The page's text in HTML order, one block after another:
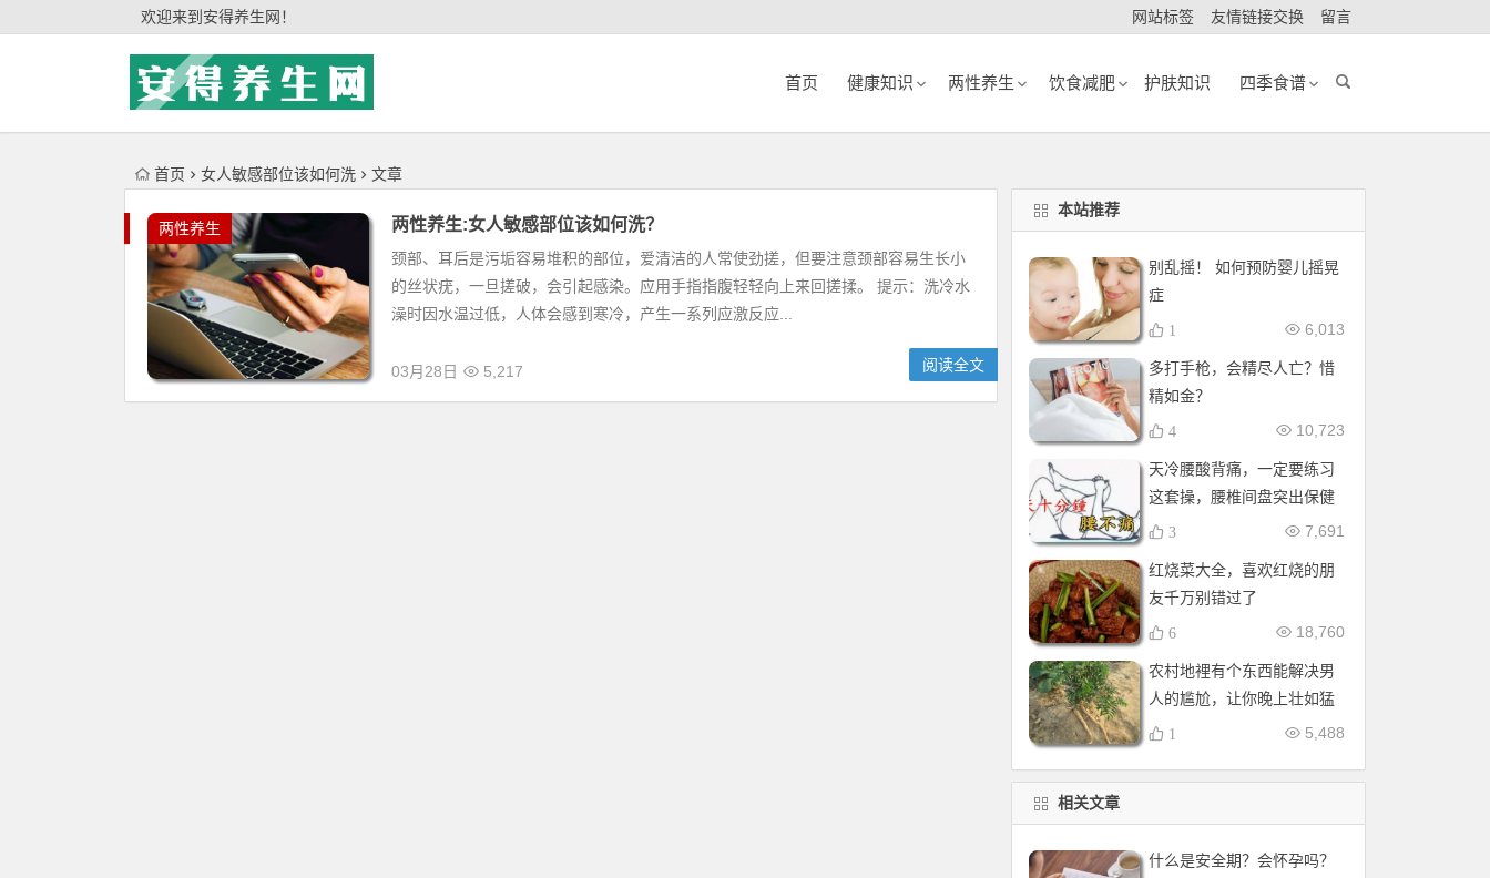
欢迎来到安得养生网！ 网站标签 友情链接交换 留言
首页 健康知识 两性养生 饮食减肥 护肤知识 四季食谱
首页 女人敏感部位该如何洗 文章
两性养生 两性养生:女人敏感部位该如何洗？
颈部、耳后是污垢容易堆积的部位，爱清洁的人常使劲搓，但要注意颈部容易生长小
的丝状疣，一旦搓破，会引起感染。应用手指指腹轻轻向上来回搓揉。 提示：洗冷水
澡时因水温过低，人体会感到寒冷，产生一系列应激反应...
03月28日 5,217 阅读全文
本站推荐
别乱摇！ 如何预防婴儿摇晃
症
6,013
1
多打手枪，会精尽人亡？惜
精如金？
10,723
4
天冷腰酸背痛，一定要练习
这套操，腰椎间盘突出保健
操，全套收好！每天十分钟
7,691
3
红烧菜大全，喜欢红烧的朋
友千万别错过了
18,760
6
农村地裡有个东西能解决男
人的尴尬，让你晚上壮如猛
牛床受不了
5,488
1
相关文章
什么是安全期？会怀孕吗？